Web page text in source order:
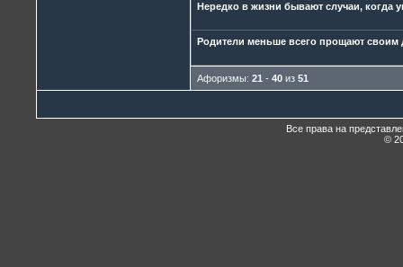
Нередко в жизни бывают случаи,
Родители меньше всего прощают своим
Афоризмы: 21 - 40 из 51
Все права на
©